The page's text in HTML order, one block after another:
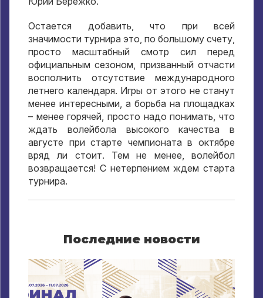
Остается добавить, что при всей
значимости турнира это, по большому счету,
просто масштабный смотр сил перед
официальным сезоном, призванный отчасти
восполнить отсутствие международного
летнего календаря. Игры от этого не станут
менее интересными, а борьба на площадках
– менее горячей, просто надо понимать, что
ждать волейбола высокого качества в
августе при старте чемпионата в октябре
вряд ли стоит. Тем не менее, волейбол
возвращается! С нетерпением ждем старта
турнира.
Последние новости